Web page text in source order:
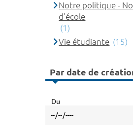
Notre politique -
d'école
(1)
Vie étudiante (15)
Par date de
Du